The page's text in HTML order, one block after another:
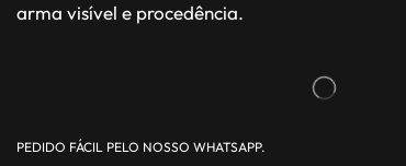
arma visível e procedência.
PEDIDO FÁCIL PELO NOSSO WHATSAPP.